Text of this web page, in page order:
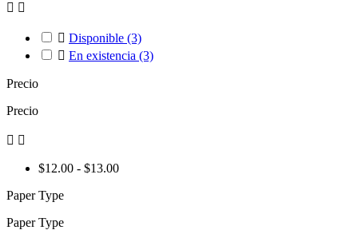
 
 Disponible (3)
 En existencia (3)
Precio
Precio
 
$12.00 - $13.00
Paper Type
Paper Type